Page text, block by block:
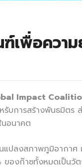
เพื่อควา
Impact
การสร้างพันธมิตร
อนาคต
ปลงสภาพภูมิอากา
องก๊าซทั้งหมดเป็น